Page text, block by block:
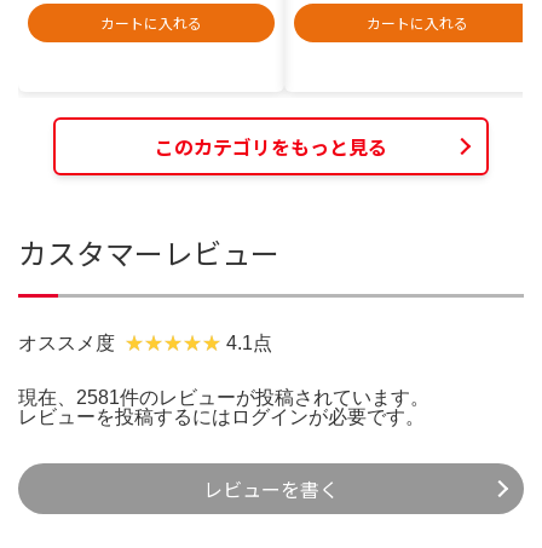
カートに入れる
カートに入れる
このカテゴリをもっと見る
カスタマーレビュー
オススメ度 4.1点
現在、2581件のレビューが投稿されています。
レビューを投稿するには ログインが必要です。
レビューを書く